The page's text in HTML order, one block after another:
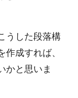
うした段落構
成すれば、
かと思いま